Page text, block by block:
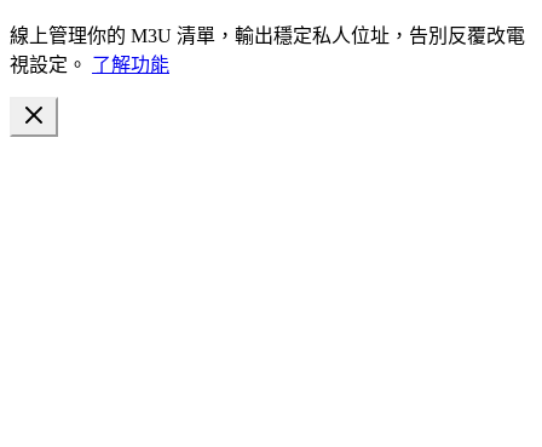
線上管理你的 M3U 清單，輸出穩定私人位址，告別反覆改電
視設定。 了解功能